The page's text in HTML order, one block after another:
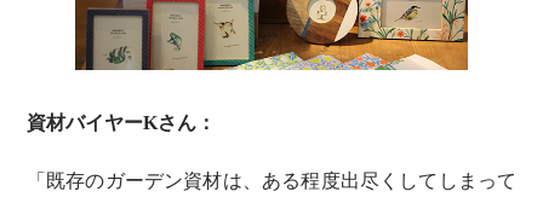
資材バイヤーKさん：
「既存のガーデン資材は、ある程度出尽くしてしまって